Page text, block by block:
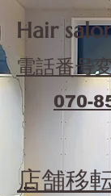
​Hair
電話番号
070-
店舗移